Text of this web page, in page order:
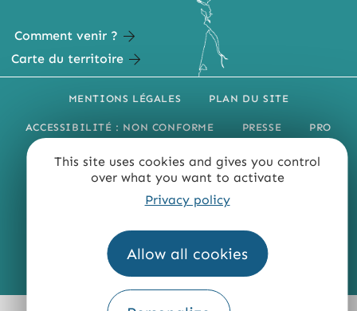
This site uses cookies and gives you control
over what you want to activate
Privacy policy
Allow all cookies
Comment venir ?
Carte du territoire
MENTIONS LÉGALES PLAN DU SITE
ACCESSIBILITÉ : NON CONFORME PRESSE PRO
QUI SOMMES-NOUS ?
Fourni par
Traduction